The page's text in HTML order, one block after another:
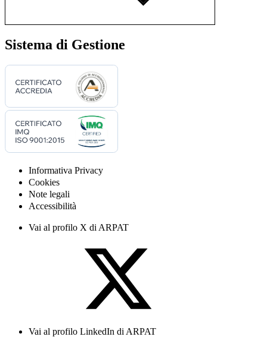
Sistema di Gestione
Informativa Privacy
Cookies
Note legali
Accessibilità
Vai al profilo X di ARPAT
Vai al profilo LinkedIn di ARPAT